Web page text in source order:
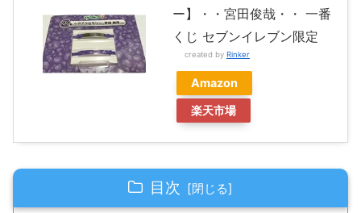
ー】・・宮田俊哉・・ 一番
くじ セブンイレブン限定
created by Rinker
Amazon
楽天市場
目次